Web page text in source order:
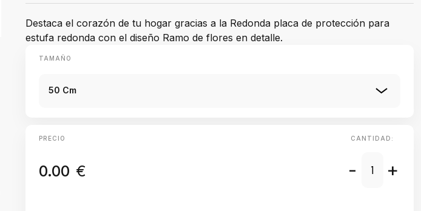
Destaca el corazón de tu hogar gracias a la Redonda placa de protección para
estufa redonda con el diseño Ramo de flores en detalle.
TAMAÑO
50 Cm
PRECIO
0.00 €
CANTIDAD:
- +